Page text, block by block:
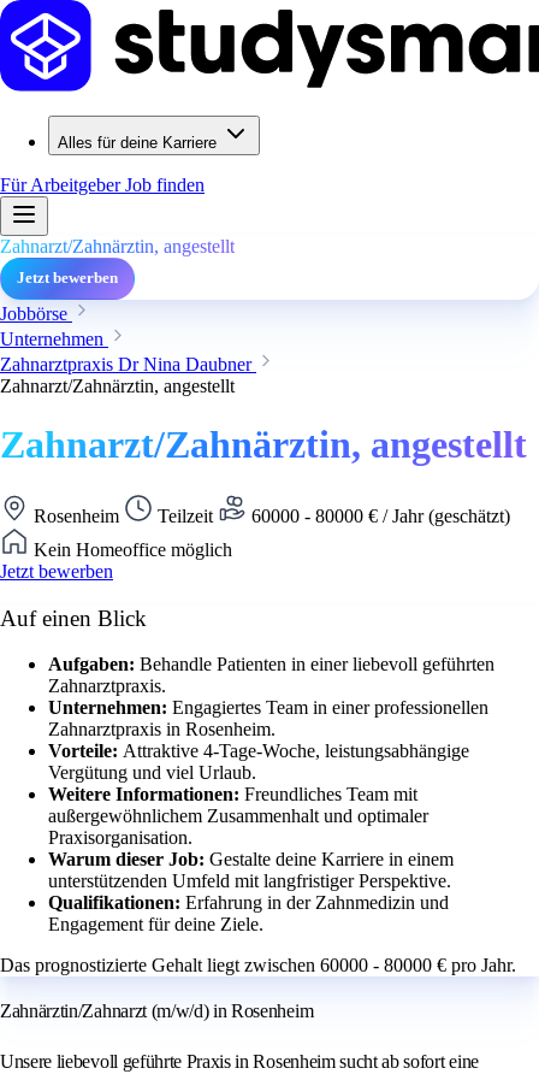
Alles für deine Karriere
Für ArbeitgeberJob finden
Zahnarzt/Zahnärztin, angestellt
Jetzt bewerben
Jobbörse
Unternehmen
Zahnarztpraxis Dr Nina Daubner
Zahnarzt/Zahnärztin, angestellt
Zahnarzt/Zahnärztin, angestellt
Rosenheim Teilzeit
60000 - 80000 € / Jahr (geschätzt)
Kein Homeoffice möglich
Jetzt bewerben
Auf einen Blick
Aufgaben: Behandle Patienten in einer liebevoll geführten
Zahnarztpraxis.
Unternehmen: Engagiertes Team in einer professionellen
Zahnarztpraxis in Rosenheim.
Vorteile: Attraktive 4-Tage-Woche, leistungsabhängige
Vergütung und viel Urlaub.
Weitere Informationen: Freundliches Team mit
außergewöhnlichem Zusammenhalt und optimaler
Praxisorganisation.
Warum dieser Job: Gestalte deine Karriere in einem
unterstützenden Umfeld mit langfristiger Perspektive.
Qualifikationen: Erfahrung in der Zahnmedizin und
Engagement für deine Ziele.
Das prognostizierte Gehalt liegt zwischen 60000 - 80000 € pro Jahr.
Zahnärztin/Zahnarzt (m/w/d) in Rosenheim
Unsere liebevoll geführte Praxis in Rosenheim sucht ab sofort eine